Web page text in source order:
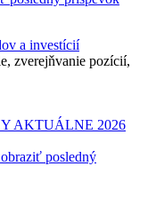
a investícií
zverejňvanie pozícií,
AKTUÁLNE 2026
posledný